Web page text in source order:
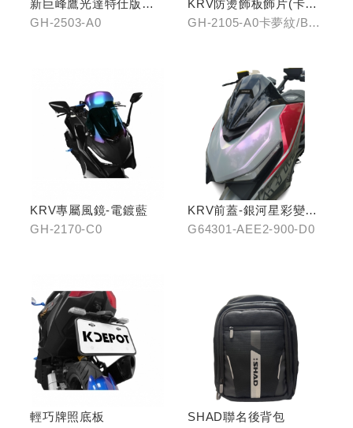
新巨峰鷹光達特仕版行
車紀錄器
GH-2503-A0
KRV防燙飾板飾片(卡夢
紋/金屬髮絲)
GH-2105-A0卡夢紋/B0
KRV專屬風鏡-電鍍藍
GH-2170-C0
KRV前蓋-銀河星彩變色
龍
G64301-AEE2-900-D0
輕巧牌照底板
SHAD聯名後背包